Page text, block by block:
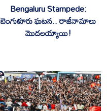
Bengaluru Stampede:
బెంగుళూరు ఘటన.. రాజీనామాలు
మొదలయ్యాయి!